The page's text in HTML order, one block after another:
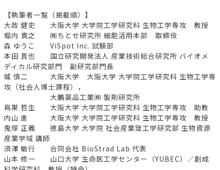
【執筆者一覧（掲載順）】
大政 健史 大阪大学 大学院工学研究科 生物工学専攻 教授
堀内 貴之 ㈱ちとせ研究所 細胞活用本部 取締役
森 ゆうこ ViSpot Inc. 試験部
本田 真也 国立研究開発法人 産業技術総合研究所 バイオメ
ディカル研究部門 副研究部門長
城 慎二 大阪大学 大阪大学 大学院工学研究科 生物工学専
攻（社会人博士課程），
大鵬薬品工業㈱ 製剤研究所
鳥巣 哲生 大阪大学 大学院工学研究科 生物工学専攻 助教
内山 進 大阪大学 大学院工学研究科 生物工学専攻 教授
鬼塚 正義 徳島大学 大学院 社会産業理工学研究部 生物資源
産業学域 講師
須澤 敏行 合同会社 BioStrad Lab 代表
山本 修一 山口大学 生命医工学センター（YUBEC）／創成